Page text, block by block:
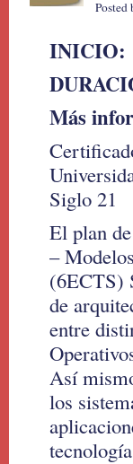
Posted
INICIO:
Más
Siglo 21
El plan
–
(6ECTS)
de
entre
Así
los